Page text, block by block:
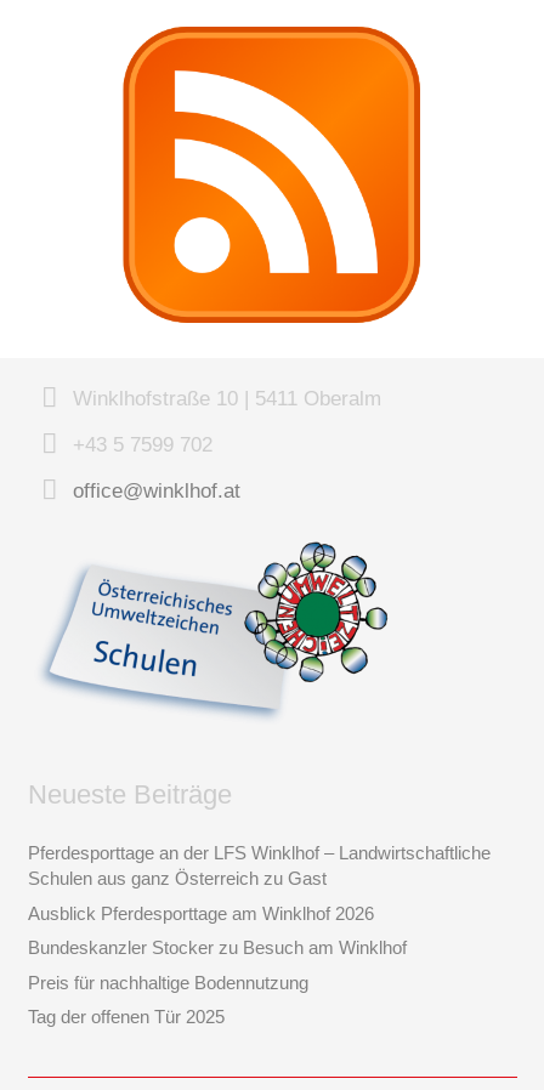
Winklhofstraße 10 | 5411 Oberalm
+43 5 7599 702
office@winklhof.at
Neueste Beiträge
Pferdesporttage an der LFS Winklhof – Landwirtschaftliche
Schulen aus ganz Österreich zu Gast
Ausblick Pferdesporttage am Winklhof 2026
Bundeskanzler Stocker zu Besuch am Winklhof
Preis für nachhaltige Bodennutzung
Tag der offenen Tür 2025